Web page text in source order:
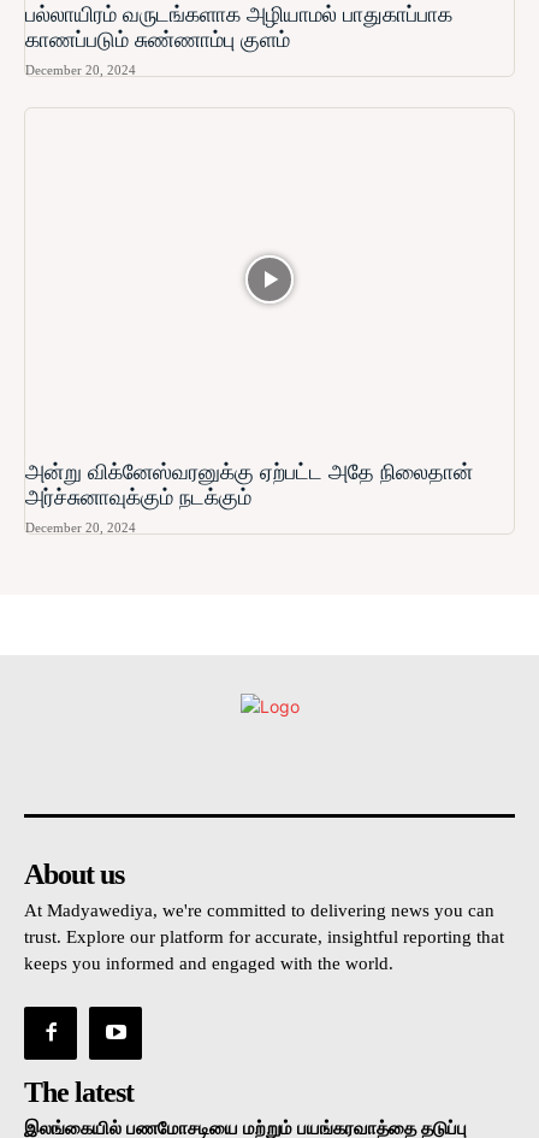
பல்லாயிரம் வருடங்களாக அழியாமல் பாதுகாப்பாக
காணப்படும் சுண்ணாம்பு குளம்
December 20, 2024
அன்று விக்னேஸ்வரனுக்கு ஏற்பட்ட அதே நிலைதான்
அர்ச்சுனாவுக்கும் நடக்கும்
December 20, 2024
About us
At Madyawediya, we're committed to delivering news you can
trust. Explore our platform for accurate, insightful reporting that
keeps you informed and engaged with the world.
The latest
இலங்கையில் பணமோசடியை மற்றும் பயங்கரவாத்தை தடுப்பு